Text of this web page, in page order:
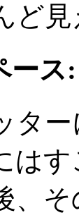
ど
ース:
タ
は
、